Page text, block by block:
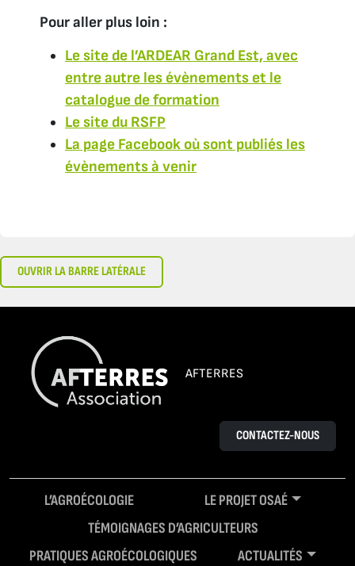
Pour aller plus loin :
Le site de l’ARDEAR Grand Est, avec
entre autre les évènements et le
catalogue de formation
Le site du RSFP
La page Facebook où sont publiés les
évènements à venir
OUVRIR LA BARRE LATÉRALE
AFTERRES
CONTACTEZ-NOUS
L’AGROÉCOLOGIE
LE PROJET OSAÉ
TÉMOIGNAGES D’AGRICULTEURS
PRATIQUES AGROÉCOLOGIQUES
ACTUALITÉS